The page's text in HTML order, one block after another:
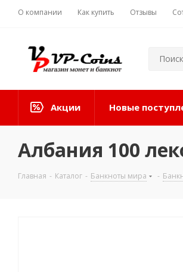
О компании Как купить Отзывы
Акции Новые
Албания 100
Главная - Каталог - Банкноты мира -